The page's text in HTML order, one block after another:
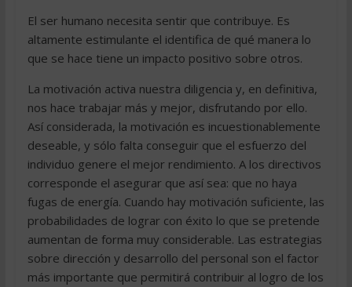
El ser humano necesita sentir que contribuye. Es
altamente estimulante el identifica de qué manera lo
que se hace tiene un impacto positivo sobre otros.
La motivación activa nuestra diligencia y, en definitiva,
nos hace trabajar más y mejor, disfrutando por ello.
Así considerada, la motivación es incuestionablemente
deseable, y sólo falta conseguir que el esfuerzo del
individuo genere el mejor rendimiento. A los directivos
corresponde el asegurar que así sea: que no haya
fugas de energía. Cuando hay motivación suficiente, las
probabilidades de lograr con éxito lo que se pretende
aumentan de forma muy considerable. Las estrategias
sobre dirección y desarrollo del personal son el factor
más importante que permitirá contribuir al logro de los